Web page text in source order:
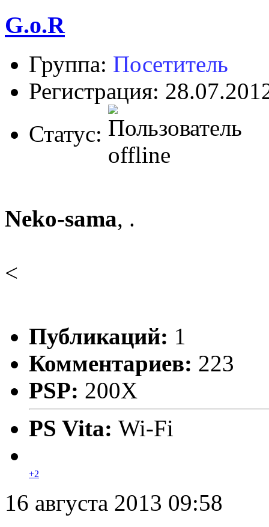
G.o.R
Группа: Посетитель
Регистрация:
Статус:
Neko-sama, .
<
Публикаций: 1
Комментариев: 223
PSP: 200X
PS Vita: Wi-Fi
+2
16 августа 2013 09:58